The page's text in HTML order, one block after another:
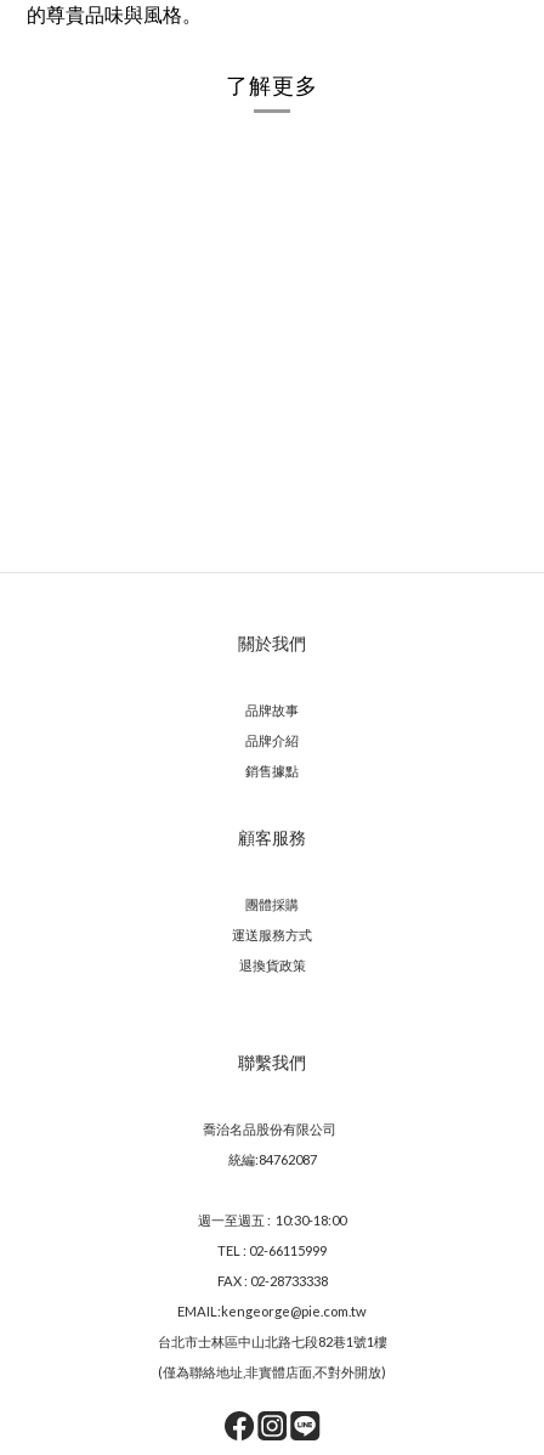
的尊貴品味與風格。
了解更多
關於我們
品牌故事
品牌介紹
銷售據點
顧客服務
團體採購
運送服務方式
退換貨政策
聯繫我們
喬治名品股份有限公司
統編:84762087
週一至週五 : 10:30-18:00
TEL : 02-66115999
FAX : 02-28733338
EMAIL:kengeorge@pie.com.tw
台北市士林區中山北路七段82巷1號1樓
(僅為聯絡地址,非實體店面,不對外開放)